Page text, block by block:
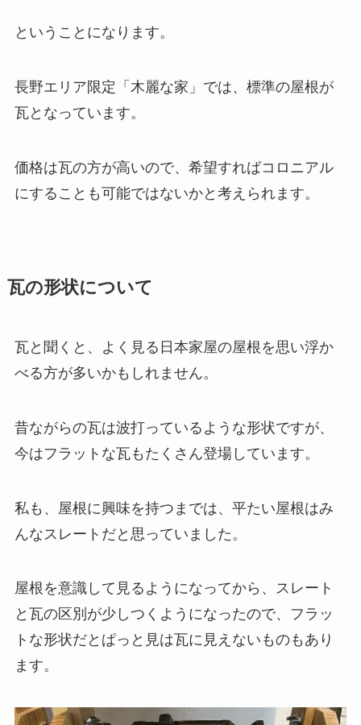
ということになります。
長野エリア限定「木麗な家」では、標準の屋根が
瓦となっています。
価格は瓦の方が高いので、希望すればコロニアル
にすることも可能ではないかと考えられます。
瓦の形状について
瓦と聞くと、よく見る日本家屋の屋根を思い浮か
べる方が多いかもしれません。
昔ながらの瓦は波打っているような形状ですが、
今はフラットな瓦もたくさん登場しています。
私も、屋根に興味を持つまでは、平たい屋根はみ
んなスレートだと思っていました。
屋根を意識して見るようになってから、スレート
と瓦の区別が少しつくようになったので、フラッ
トな形状だとぱっと見は瓦に見えないものもあり
ます。